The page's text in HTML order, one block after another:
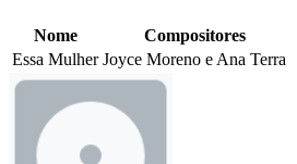
Nome
Compositores
Essa Mulher Joyce Moreno e Ana Terra